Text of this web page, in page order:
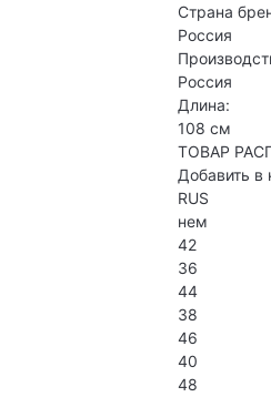
Страна
Россия
Россия
Длина:
108 см
ТОВАР
Добавить в
RUS
нем
42
36
44
38
46
40
48